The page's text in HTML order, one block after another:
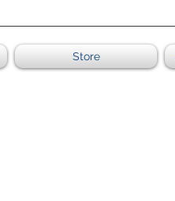
Store